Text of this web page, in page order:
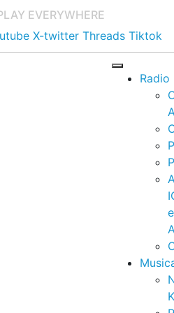
EVERYWHERE
X-twitter Threads Tiktok
Radio
e